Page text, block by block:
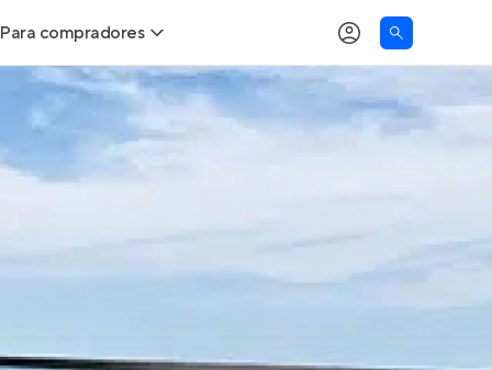
Para compradores
Buscar um imóvel novo
Correção do INCC